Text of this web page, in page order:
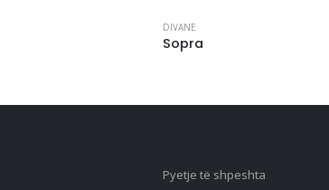
DIVANE
Sopra
Pyetje të shpeshta